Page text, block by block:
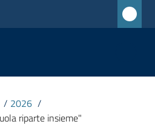
/ 2026 /
riparte insieme"